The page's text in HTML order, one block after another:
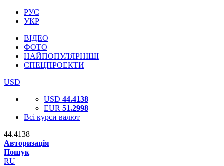
РУС
УКР
ВІДЕО
ФОТО
НАЙПОПУЛЯРНІШІ
СПЕЦПРОЕКТИ
USD
USD 44.4138
EUR 51.2998
Всі курси валют
44.4138
Авторизація
Пошук
RU